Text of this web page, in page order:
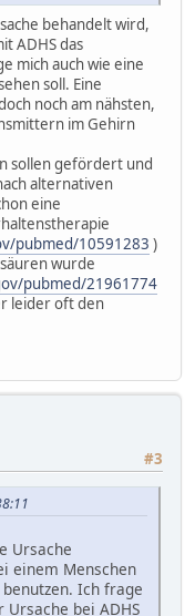
behandelt wird,
ADHS das
mich auch wie eine
soll. Eine
noch am nähsten,
im Gehirn
sollen gefördert und
alternativen
eine
pubmed/10591283 )
wurde
pubmed/21961774
leider oft den
#3
Ursache
einem Menschen
Ich frage
bei ADHS